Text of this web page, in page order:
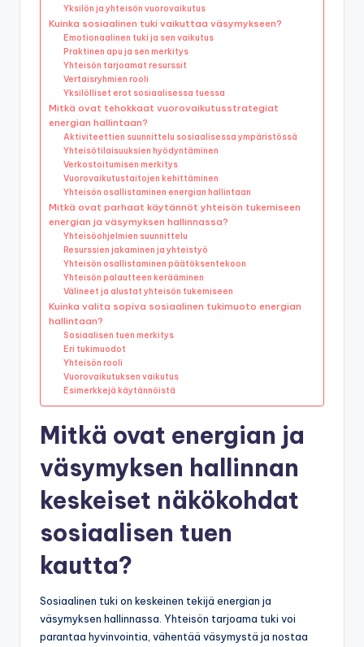
Yksilön ja yhteisön vuorovaikutus
Kuinka sosiaalinen tuki vaikuttaa väsymykseen?
Emotionaalinen tuki ja sen vaikutus
Praktinen apu ja sen merkitys
Yhteisön tarjoamat resurssit
Vertaisryhmien rooli
Yksilölliset erot sosiaalisessa tuessa
Mitkä ovat tehokkaat vuorovaikutusstrategiat
energian hallintaan?
Aktiviteettien suunnittelu sosiaalisessa ympäristössä
Yhteisötilaisuuksien hyödyntäminen
Verkostoitumisen merkitys
Vuorovaikutustaitojen kehittäminen
Yhteisön osallistaminen energian hallintaan
Mitkä ovat parhaat käytännöt yhteisön tukemiseen
energian ja väsymyksen hallinnassa?
Yhteisöohjelmien suunnittelu
Resurssien jakaminen ja yhteistyö
Yhteisön osallistaminen päätöksentekoon
Yhteisön palautteen kerääminen
Välineet ja alustat yhteisön tukemiseen
Kuinka valita sopiva sosiaalinen tukimuoto energian
hallintaan?
Sosiaalisen tuen merkitys
Eri tukimuodot
Yhteisön rooli
Vuorovaikutuksen vaikutus
Esimerkkejä käytännöistä
Mitkä ovat energian ja
väsymyksen hallinnan
keskeiset näkökohdat
sosiaalisen tuen
kautta?
Sosiaalinen tuki on keskeinen tekijä energian ja
väsymyksen hallinnassa. Yhteisön tarjoama tuki voi
parantaa hyvinvointia, vähentää väsymystä ja nostaa